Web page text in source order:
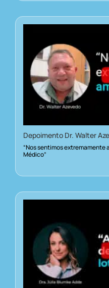
Depoimento Dr. Walter
“Nos sentimos extremamente
Médico”